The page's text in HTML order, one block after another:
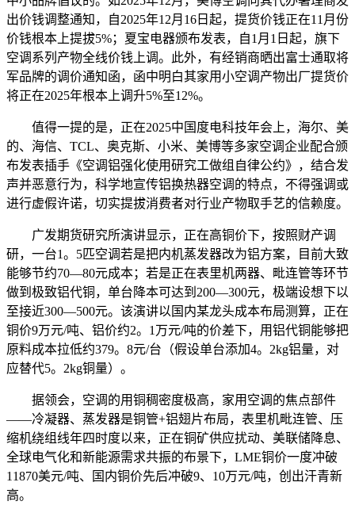
出价钱调整通知，自2025年12月16日起，提货价钱正在11月份
价钱根本上提拔5%；夏宝电器颁布发表，自1月1日起，旗下
空调系列产物全线价钱上调。此外，有经销商晒出富士通取将
军品牌的调价通知函，函中明白其家用小空调产物出厂提货价
将正在2025年根本上调升5%至12%。
值得一提的是，正在2025中国度电科技年会上，海尔、美
的、海信、TCL、奥克斯、小米、美博等多家空调企业配合颁
布发表插手《空调铝强化使用研究工做组自律公约》，结合发
声并恶意行为，科学地宣传铝换热器空调的特点，不得强调或
进行虚假许诺，切实提拔消费者对行业产物取手艺的信赖度。
广发期货研究所演讲显示，正在高铜价下，按照财产调
研，一台1。5匹空调若是把内机蒸发器改为铝方案，目前大致
能够节约70—80元成本；若是正在表里机两器、毗连管等环节
做到极致铝代铜，单台降本可达到200—300元，极端设想下以
至接近300—500元。该演讲以国内某龙头成本布局测算，正在
铜价9万元/吨、铝价约2。1万元/吨的价差下，用铝代铜能够把
原料成本拉低约379。8元/台（假设单台添加4。2kg铝量，对
应替代5。2kg铜量）。
据领会，空调的用铜稠密度极高，家用空调的焦点部件
——冷凝器、蒸发器是铜管+铝翅片布局，表里机毗连管、压
缩机绕组线年四时度以来，正在铜矿供应扰动、美联储降息、
全球电气化和新能源需求共振的布景下，LME铜价一度冲破
11870美元/吨、国内铜价先后冲破9、10万元/吨，创出汗青新
高。